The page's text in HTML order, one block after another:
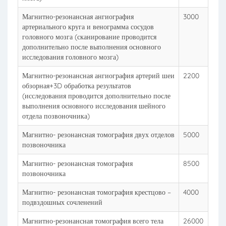
Магнитно-резонансная ангиография
артериального круга и венограмма сосудов
головного мозга (сканирование проводится
дополнительно после выполнения основного
исследования головного мозга)
3000
Магнитно-резонансная ангиография артерий шеи
обзорная+3D обработка результатов
(исследования проводится дополнительно после
выполнения основного исследования шейного
отдела позвоночника)
2200
Магнитно- резонансная томография двух отделов
позвоночника
5000
Магнитно- резонансная томография
позвоночника
8500
Магнитно- резонансная томография крестцово –
подвздошных сочленений
4000
Магнитно-резонансная томография всего тела 26000